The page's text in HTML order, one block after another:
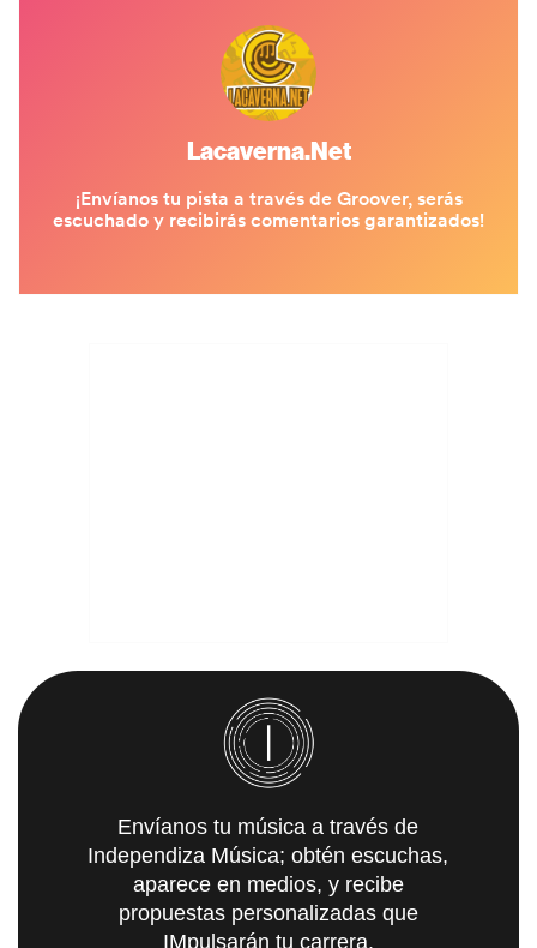
Envíanos tu música a través de
Independiza Música; obtén escuchas,
aparece en medios, y recibe
propuestas personalizadas que
IMpulsarán tu carrera.